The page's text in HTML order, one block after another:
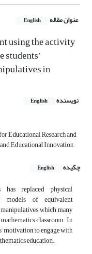
عنوان مقاله English
using the activity
in
نویسنده English
Educational Research and
Educational Innovation,
چکیده
English
replaced physical
models of equivalent
which many
classroom. In
motivation to engage with
education.